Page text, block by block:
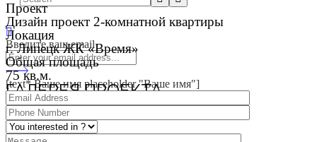
Введите ваш email
[text* Ваше имя placeholder "Ваше имя"]
Проект
Дизайн проект 2-комнатной квартиры
Локация
г. Липецк ЖК «Время»
Общая площадь
75 кв.м.
ГАЛЕРЕЯ ПРОЕКТА